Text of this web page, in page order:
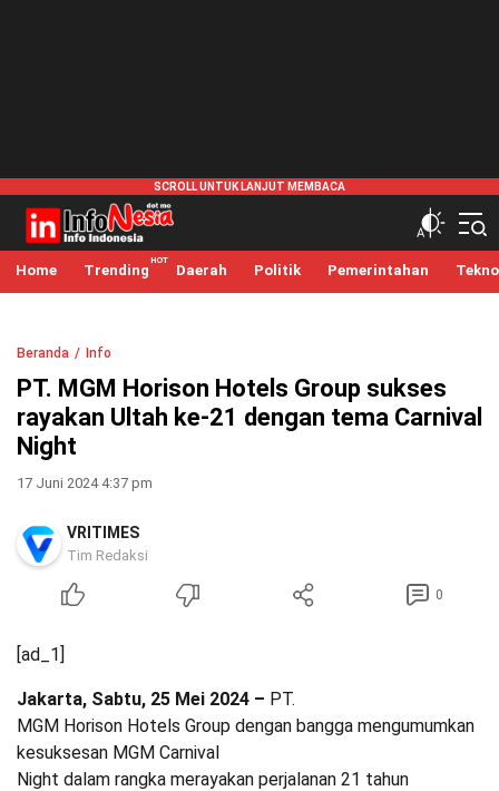
infonesia.me
Info Indonesia
Home Trending Daerah Politik Pemerintahan Tekno
Beranda Info
PT. MGM Horison Hotels Group sukses
rayakan Ultah ke-21 dengan tema Carnival
Night
17 Juni 2024 4:37 pm
VRITIMES
Tim Redaksi
0
[ad_1]
Jakarta, Sabtu, 25 Mei 2024 – PT.
MGM Horison Hotels Group dengan bangga mengumumkan
kesuksesan MGM Carnival
Night dalam rangka merayakan perjalanan 21 tahun